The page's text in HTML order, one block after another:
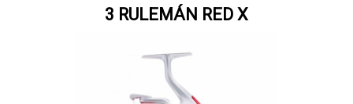
6 R - 0.41mm/130mts.